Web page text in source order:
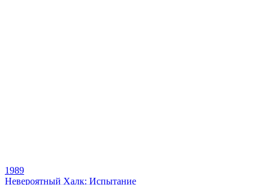
1989
Невероятный Халк: Испытание